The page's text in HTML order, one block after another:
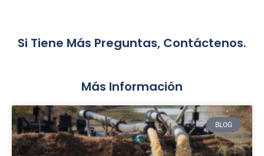
Si Tiene Más Preguntas, Contáctenos.
Más Información
BLOG